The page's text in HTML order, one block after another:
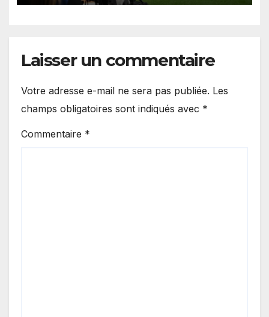
Laisser un commentaire
Votre adresse e-mail ne sera pas publiée. Les
champs obligatoires sont indiqués avec *
Commentaire *